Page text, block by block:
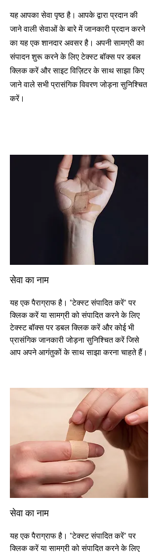
यह आपका सेवा पृष्ठ है। आपके द्वारा प्रदान की
जाने वाली सेवाओं के बारे में जानकारी प्रदान करने
का यह एक शानदार अवसर है। अपनी सामग्री का
संपादन शुरू करने के लिए टेक्स्ट बॉक्स पर डबल
क्लिक करें और साइट विज़िटर के साथ साझा किए
जाने वाले सभी प्रासंगिक विवरण जोड़ना सुनिश्चित
करें।
सेवा का नाम
यह एक पैराग्राफ है। "टेक्स्ट संपादित करें" पर
क्लिक करें या सामग्री को संपादित करने के लिए
टेक्स्ट बॉक्स पर डबल क्लिक करें और कोई भी
प्रासंगिक जानकारी जोड़ना सुनिश्चित करें जिसे
आप अपने आगंतुकों के साथ साझा करना चाहते हैं।
सेवा का नाम
यह एक पैराग्राफ है। "टेक्स्ट संपादित करें" पर
क्लिक करें या सामग्री को संपादित करने के लिए